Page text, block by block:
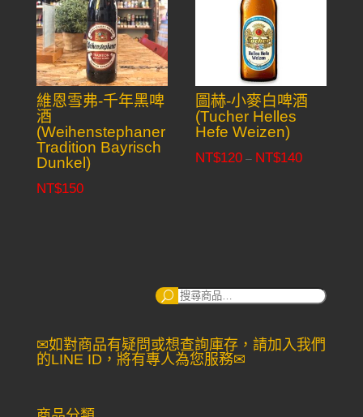
維恩雪弗-千年黑啤
酒
(Weihenstephaner
Tradition Bayrisch
Dunkel)
NT$150
圖赫-小麥白啤酒
(Tucher Helles
Hefe Weizen)
NT$120 – NT$140Price
搜
✉如對商品有疑問或想查詢庫存，請加入我們
的LINE ID，將有專人為您服務✉